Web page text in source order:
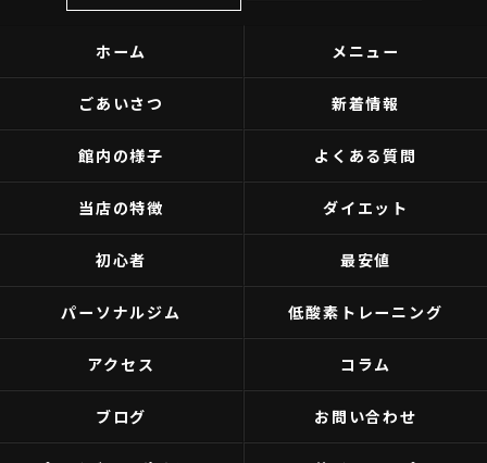
ホーム メニュー
ごあいさつ 新着情報
館内の様子 よくある質問
当店の特徴 ダイエット
初心者 最安値
パーソナルジム 低酸素トレーニング
アクセス コラム
ブログ お問い合わせ